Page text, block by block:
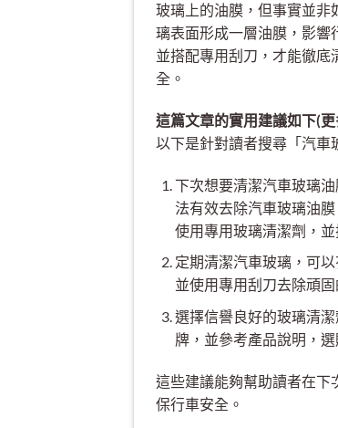
玻璃上的油膜，但事實並非
璃表面形成一層油膜，影響
並搭配專用刮刀，才能徹
全。
這篇文章的實用建議如下(
以下是針對讀者搜尋「汽車
下次想要清潔汽車玻璃
法有效去除汽車玻璃油
使用專用玻璃清潔劑，
定期清潔汽車玻璃，可
並使用專用刮刀去除頑
選擇信譽良好的玻璃清
牌，並參考產品說明，
這些建議能夠幫助讀者在下
保行車安全。